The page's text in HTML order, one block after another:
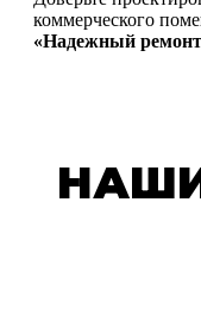
коммерческого
«Надежный